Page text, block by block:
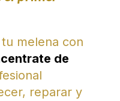
melena con
de
reparar y